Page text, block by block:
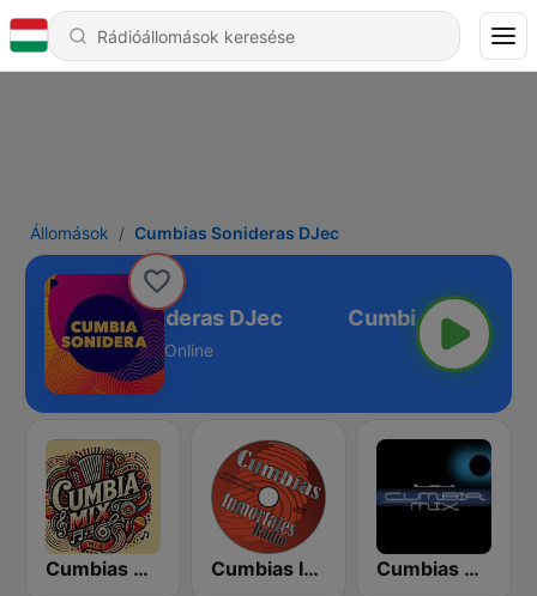
Állomások Cumbias Sonideras DJec
Cumbias Sonideras DJec
Online
Cumbias Mix Cumbias Inmortales Radio Cumbias Mezcladas